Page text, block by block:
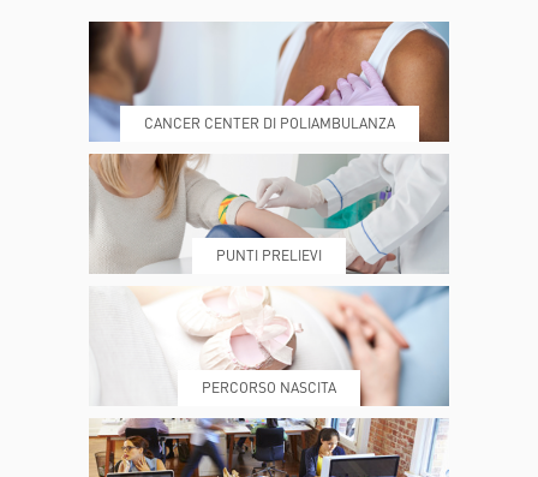
DOVE SIAMO ESAMI E VISITE
PRENOTA MY POLI
CANCER CENTER DI POLIAMBULANZA
PUNTI PRELIEVI
PERCORSO NASCITA